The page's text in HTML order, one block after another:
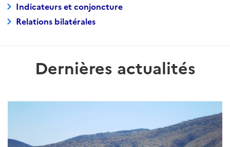
Indicateurs et conjoncture
Relations bilatérales
Dernières actualités